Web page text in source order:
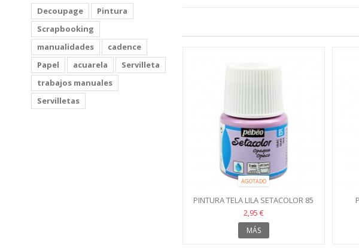
AGOTADO
PINTURA TELA LILA SETACOLOR 85
2,95 €
MÁS
Decoupage
Pintura
Scrapbooking
manualidades
cadence
Papel
acuarela
Servilleta
trabajos manuales
Servilletas